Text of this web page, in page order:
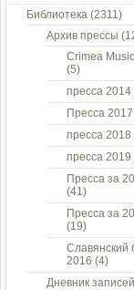
Библиотека (2311)
Архив прессы
Crimea
(5)
пресса 2014
Пресса 2017
пресса 2018
пресса 2019
Пресса за
(41)
Пресса за
(19)
Славянский
2016 (4)
Дневник записей